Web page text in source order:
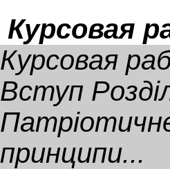
Курсовая
Курсовая
Вступ
принципи...